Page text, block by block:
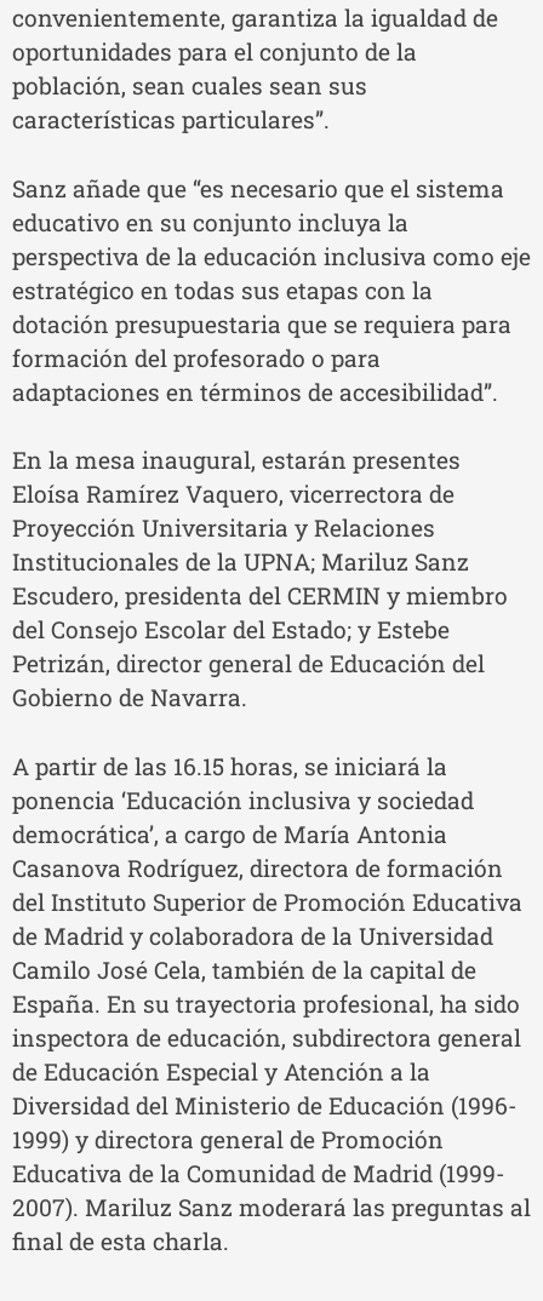
convenientemente, garantiza la igualdad de
oportunidades para el conjunto de la
población, sean cuales sean sus
características particulares”.
Sanz añade que “es necesario que el sistema
educativo en su conjunto incluya la
perspectiva de la educación inclusiva como eje
estratégico en todas sus etapas con la
dotación presupuestaria que se requiera para
formación del profesorado o para
adaptaciones en términos de accesibilidad”.
En la mesa inaugural, estarán presentes
Eloísa Ramírez Vaquero, vicerrectora de
Proyección Universitaria y Relaciones
Institucionales de la UPNA; Mariluz Sanz
Escudero, presidenta del CERMIN y miembro
del Consejo Escolar del Estado; y Estebe
Petrizán, director general de Educación del
Gobierno de Navarra.
A partir de las 16.15 horas, se iniciará la
ponencia ‘Educación inclusiva y sociedad
democrática’, a cargo de María Antonia
Casanova Rodríguez, directora de formación
del Instituto Superior de Promoción Educativa
de Madrid y colaboradora de la Universidad
Camilo José Cela, también de la capital de
España. En su trayectoria profesional, ha sido
inspectora de educación, subdirectora general
de Educación Especial y Atención a la
Diversidad del Ministerio de Educación (1996-
1999) y directora general de Promoción
Educativa de la Comunidad de Madrid (1999-
2007). Mariluz Sanz moderará las preguntas al
final de esta charla.